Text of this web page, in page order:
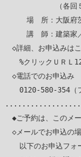
（各回５組様
場　所：大阪府
講　師：建築家
◇詳細、お申込みは
%クリックＵＲＬ
◇電話でのお申込み
0120-580-354（フ
◆ご予約は、このメ
◇メールでお申込の
以下のお申込フォー